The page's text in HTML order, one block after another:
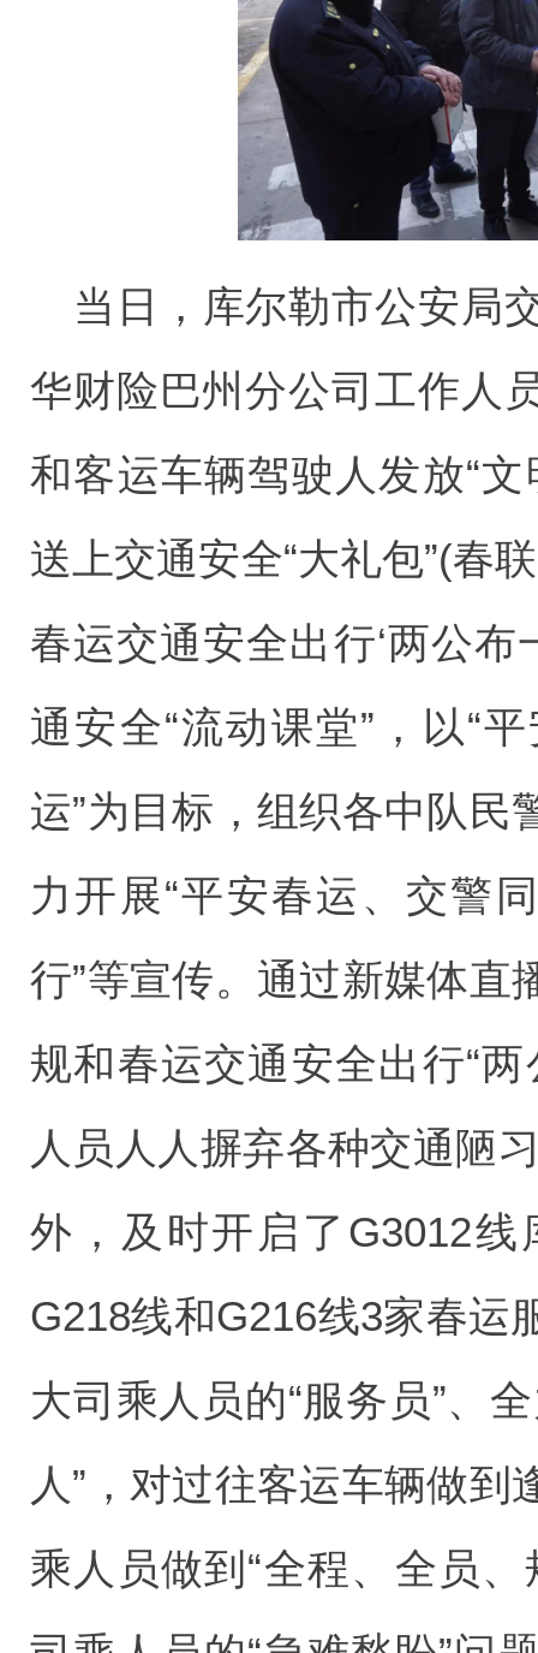
当日，库尔勒市公安局
华财险巴州分公司工作人
和客运车辆驾驶人发放“
送上交通安全“大礼包”(春
春运交通安全出行‘两公
通安全“流动课堂”，以“
运”为目标，组织各中队民
力开展“平安春运、交警
行”等宣传。通过新媒体直
规和春运交通安全出行“
人员人人摒弃各种交通陋
外，及时开启了G3012
G218线和G216线3家春运
大司乘人员的“服务员”、
人”，对过往客运车辆做
乘人员做到“全程、全员